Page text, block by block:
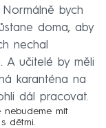
bych
doma, aby
nechal
A učitelé by měli
karanténa na
dál pracovat.
nebudeme mít
dětmi.